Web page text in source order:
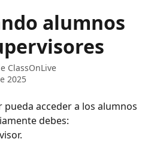
alumnos
ClassOnLive
2025
pueda acceder a los alumnos
debes: